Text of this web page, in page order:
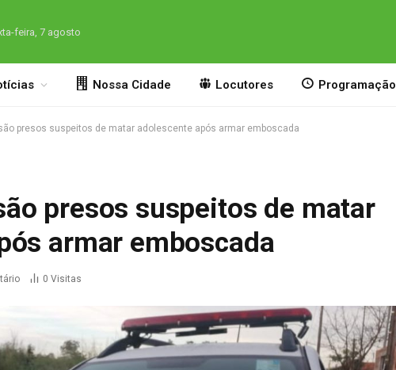
feira, 7 agosto
Nossa Cidade Locutores Programação
presos suspeitos de matar adolescente após armar emboscada
presos suspeitos de matar
armar emboscada
0 Visitas